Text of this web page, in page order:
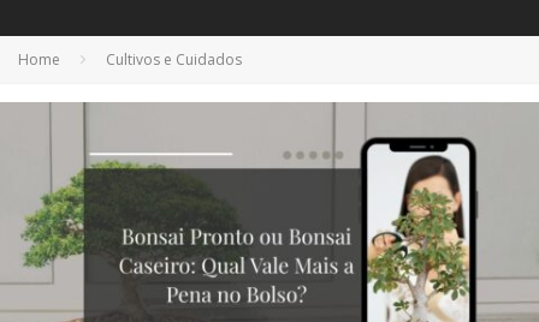
Home Cultivos e Cuidados